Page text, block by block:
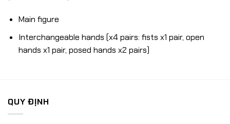
Main figure
Interchangeable hands (x4 pairs: fists x1 pair, open
hands x1 pair, posed hands x2 pairs)
QUY ĐỊNH